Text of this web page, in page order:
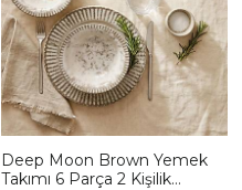
Deep Moon Brown Yemek
Takımı 6 Parça 2 Kişilik